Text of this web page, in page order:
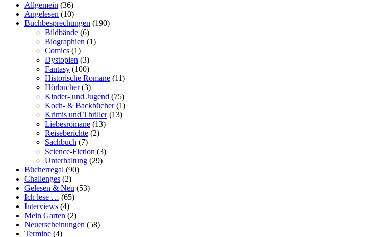
Allgemein (36)
Angelesen (10)
Buchbesprechungen (190)
Bildbände (6)
Biographien (1)
Comics (1)
Dystopien (3)
Fantasy (100)
Historische Romane (11)
Hörbucher(3)
Kinder- und Jugend (75)
Koch- & Backbücher(1)
Krimis und Thriller(13)
Liebesromane (13)
Reiseberichte (2)
Sachbuch (7)
Science-Fiction (3)
Unterhaltung (29)
Bücherregal (90)
Challenges (2)
Gelesen & Neu (53)
Ich lese … (65)
Interviews (4)
Mein Garten (2)
Neuerscheinungen (58)
Termine (4)